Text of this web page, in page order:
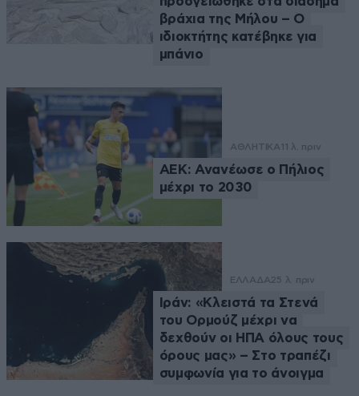
βράχια της Μήλου – Ο
ιδιοκτήτης κατέβηκε για
μπάνιο
ΑΘΛΗΤΙΚΑ 11 λ. πριν
ΑΕΚ: Ανανέωσε ο Πήλιος
μέχρι το 2030
ΕΛΛΑΔΑ25 λ. πριν
Ιράν: «Κλειστά τα Στενά
του Ορμούζ μέχρι να
δεχθούν οι ΗΠΑ όλους τους
όρους μας» – Στο τραπέζι
συμφωνία για το άνοιγμα